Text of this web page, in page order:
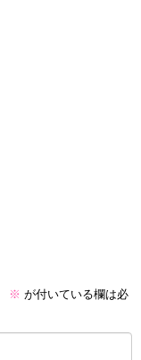
※ が付いている欄は必